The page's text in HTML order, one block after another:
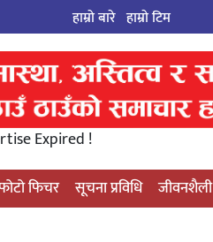
हाम्रो बारे हाम्राे टिम
Expired !
फिचर सूचना प्रविधि जीवनशैली